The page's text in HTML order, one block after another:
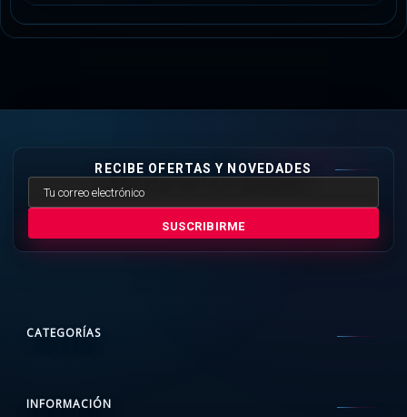
RECIBE OFERTAS Y NOVEDADES
SUSCRIBIRME
CATEGORÍAS
INFORMACIÓN